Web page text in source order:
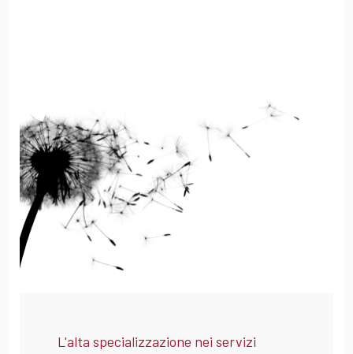
L'alta specializzazione nei servizi